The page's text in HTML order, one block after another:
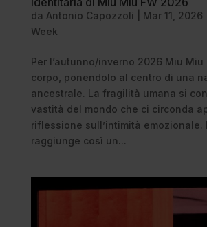
da Antonio Capozzoli Mar 11, 2026
Week
Per l’autunno/inverno 2026 Miu Miu
corpo, ponendolo al centro di una
ancestrale. La fragilità umana si
vastità del mondo che ci circonda
riflessione sull’intimità emozionale.
raggiunge così un...